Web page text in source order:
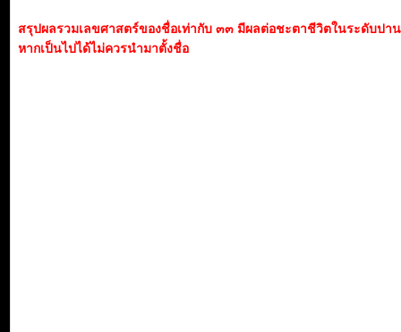
สรุปผลรวมเลขศาสตร์ของชื่อเท่ากับ ๓๓ มีผลต่อชะตาชีวิตในระดับปา
หากเป็นไปได้ไม่ควรนำมาตั้งชื่อ